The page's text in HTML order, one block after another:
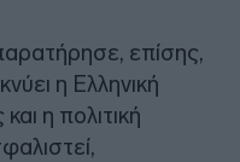
επίσης,
η Ελληνική
η πολιτική